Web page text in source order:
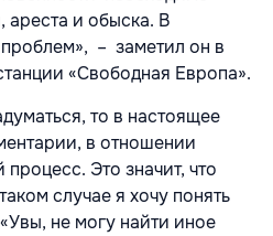
ареста и обыска. В
– заметил он в
«Свободная Европа».
то в настоящее
в отношении
Это значит, что
случае я хочу понять
не могу найти иное